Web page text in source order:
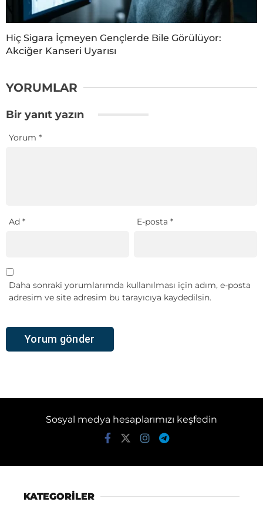
Hiç Sigara İçmeyen Gençlerde Bile Görülüyor:
Akciğer Kanseri Uyarısı
YORUMLAR
Bir yanıt yazın
Yorum *
Ad * E-posta*
Daha sonraki yorumlarımda kullanılması için adım, e-posta
adresim ve site adresim bu tarayıcıya kaydedilsin.
Sosyal medya hesaplarımızı keşfedin
KATEGORİLER